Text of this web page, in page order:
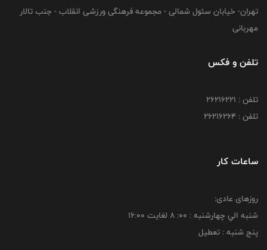
تهران- خیابان سئول شمالی - مجموعه فرهنگی ورزشی انقلاب - جنب تالار
مهربانی
تلفن و فکس
تلفن : 26216221
تلفن : 26216264
ساعات کار
روزهای عادی:
شنبه الي چهارشنبه : 00: 8 لغايت 16:00
پنج شنبه : تعطیل